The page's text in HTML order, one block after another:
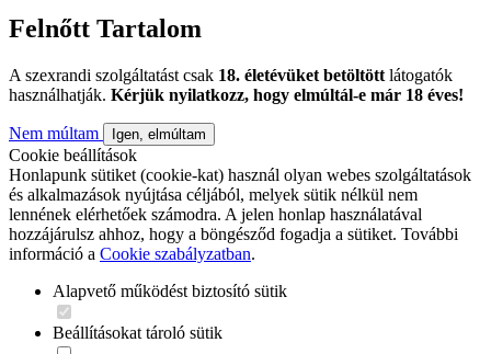
Felnőtt Tartalom
A szexrandi szolgáltatást csak 18. életévüket betöltött látogatók
használhatják. Kérjük nyilatkozz, hogy elmúltál-e már 18 éves!
Nem múltam Igen, elmúltam
Cookie beállítások
Honlapunk sütiket (cookie-kat) használ olyan webes szolgáltatások
és alkalmazások nyújtása céljából, melyek sütik nélkül nem
lennének elérhetőek számodra. A jelen honlap használatával
hozzájárulsz ahhoz, hogy a böngésződ fogadja a sütiket. További
információ a Cookie szabályzatban.
Alapvető működést biztosító sütik
Beállításokat tároló sütik